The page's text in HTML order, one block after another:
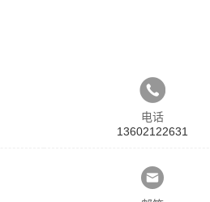
电话
13602122631